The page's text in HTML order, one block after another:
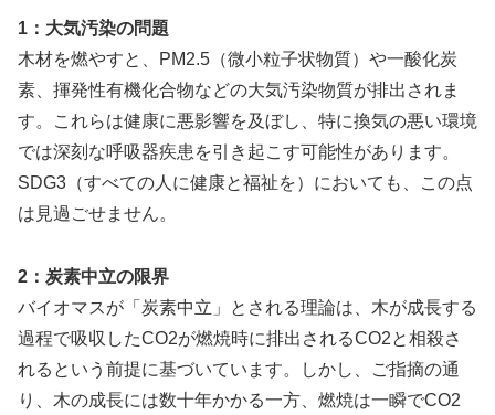
1：大気汚染の問題
木材を燃やすと、PM2.5（微小粒子状物質）や一酸化炭
素、揮発性有機化合物などの大気汚染物質が排出されま
す。これらは健康に悪影響を及ぼし、特に換気の悪い環境
では深刻な呼吸器疾患を引き起こす可能性があります。
SDG3（すべての人に健康と福祉を）においても、この点
は見過ごせません。
2：炭素中立の限界
バイオマスが「炭素中立」とされる理論は、木が成長する
過程で吸収したCO2が燃焼時に排出されるCO2と相殺さ
れるという前提に基づいています。しかし、ご指摘の通
り、木の成長には数十年かかる一方、燃焼は一瞬でCO2